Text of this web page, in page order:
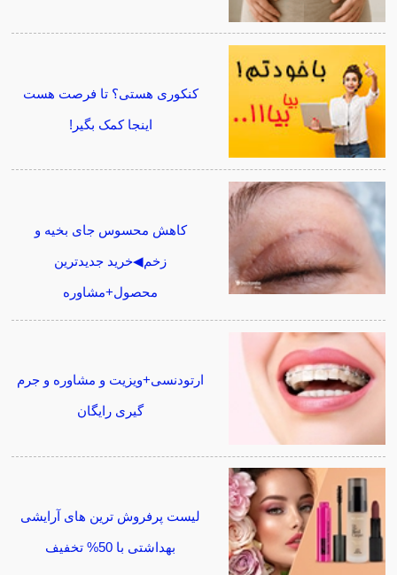
کنکوری هستی؟ تا فرصت هست
اینجا کمک بگیر!
کاهش محسوس جای بخیه و
زخم◀خرید جدیدترین
محصول+مشاوره
ارتودنسی+ویزیت و مشاوره و جرم
گیری رایگان
لیست پرفروش ترین های آرایشی
بهداشتی با 50% تخفیف